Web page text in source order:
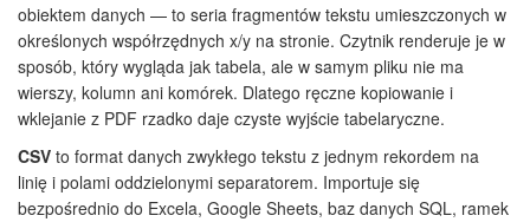
obiektem danych — to seria fragmentów tekstu umieszczonych w
określonych współrzędnych x/y na stronie. Czytnik renderuje je w
sposób, który wygląda jak tabela, ale w samym pliku nie ma
wierszy, kolumn ani komórek. Dlatego ręczne kopiowanie i
wklejanie z PDF rzadko daje czyste wyjście tabelaryczne.
CSV to format danych zwykłego tekstu z jednym rekordem na
linię i polami oddzielonymi separatorem. Importuje się
bezpośrednio do Excela, Google Sheets, baz danych SQL, ramek